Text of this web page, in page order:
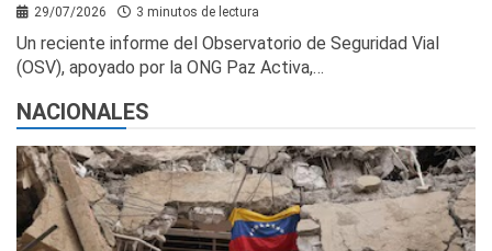
29/07/2026 3 minutos de lectura
Un reciente informe del Observatorio de Seguridad Vial
(OSV), apoyado por la ONG Paz Activa,…
NACIONALES